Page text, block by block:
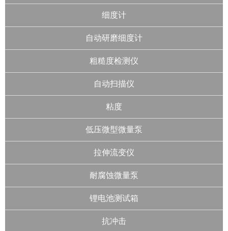
细度计
自动研磨细度计
粗糙度检测仪
自动扫描仪
粘度
低压微型微量泵
拉伸流变仪
耐腐蚀微量泵
锂电池测试箱
抗冲击